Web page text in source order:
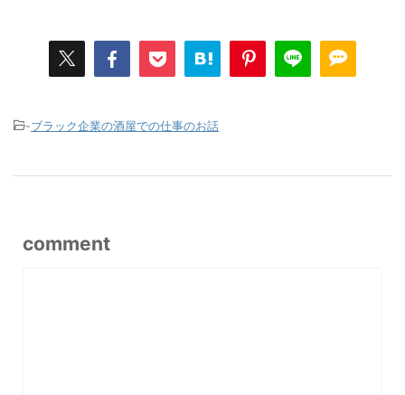
-ブラック企業の酒屋での仕事のお話
comment